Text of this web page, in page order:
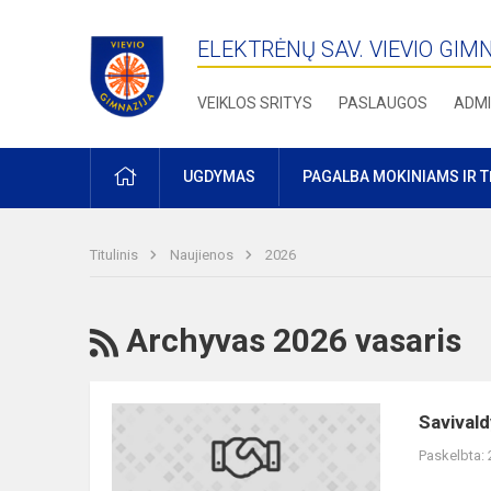
ELEKTRĖNŲ SAV. VIEVIO
VEIKLOS SRITYS PASLAUGOS
PRADŽIAUGDYMAS PAGALBA MOKINIAMS IR
Titulinis Naujienos 2026
RSS
Archyvas 2026 vasaris
Paskelbta: